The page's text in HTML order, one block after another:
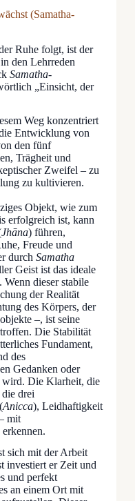
(Samatha-
Ruhe folgt, ist der
den Lehrreden
Samatha-
„Einsicht, der
Weg konzentriert
Entwicklung von
den fünf
Trägheit und
Zweifel – zu
zu kultivieren.
Objekt, wie zum
erfolgreich ist, kann
Jhāna) führen,
Freude und
durch Samatha
Geist ist das ideale
dieser stabile
der Realität
des Körpers, der
–, ist seine
Die Stabilität
Fundament,
des
Gedanken oder
wird. Die Klarheit, die
drei
Anicca), Leidhaftigkeit
mit
sich mit der Arbeit
investiert er Zeit und
und perfekt
an einem Ort mit